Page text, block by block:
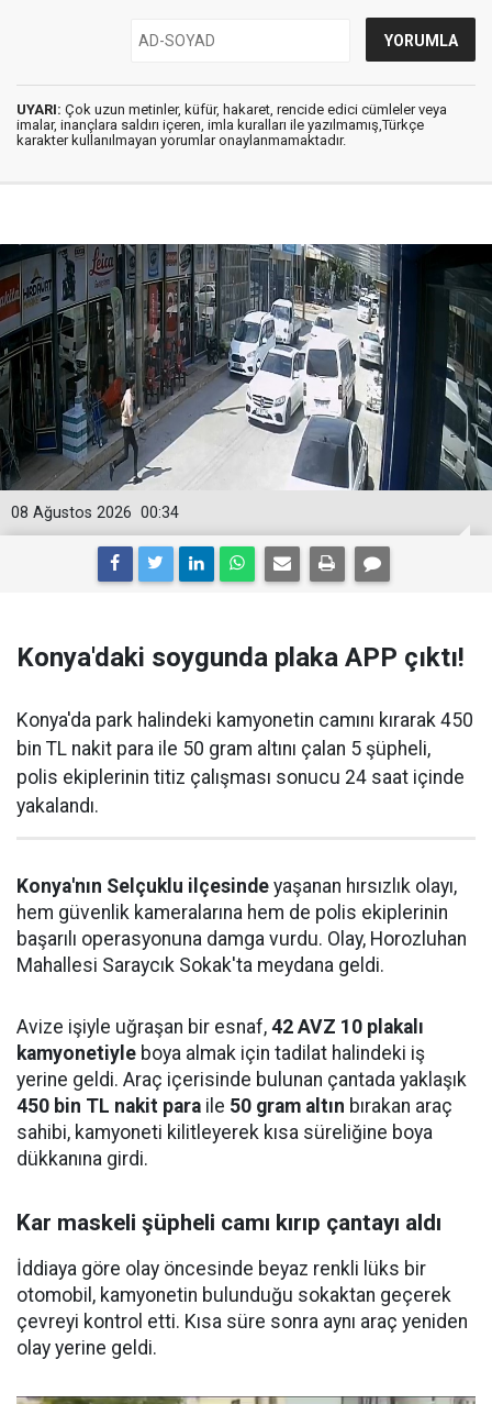
UYARI: Çok uzun metinler, küfür, hakaret, rencide edici cümleler veya
imalar, inançlara saldırı içeren, imla kuralları ile yazılmamış,Türkçe
karakter kullanılmayan yorumlar onaylanmamaktadır.
00:34
08 Ağustos 2026
Konya'daki soygunda plaka APP çıktı!
Konya'da park halindeki kamyonetin camını kırarak 450
bin TL nakit para ile 50 gram altını çalan 5 şüpheli,
polis ekiplerinin titiz çalışması sonucu 24 saat içinde
yakalandı.
Konya'nın Selçuklu ilçesinde yaşanan hırsızlık olayı,
hem güvenlik kameralarına hem de polis ekiplerinin
başarılı operasyonuna damga vurdu. Olay, Horozluhan
Mahallesi Saraycık Sokak'ta meydana geldi.
Avize işiyle uğraşan bir esnaf, 42 AVZ 10 plakalı
kamyonetiyle boya almak için tadilat halindeki iş
yerine geldi. Araç içerisinde bulunan çantada yaklaşık
450 bin TL nakit para ile 50 gram altın bırakan araç
sahibi, kamyoneti kilitleyerek kısa süreliğine boya
dükkanına girdi.
Kar maskeli şüpheli camı kırıp çantayı aldı
İddiaya göre olay öncesinde beyaz renkli lüks bir
otomobil, kamyonetin bulunduğu sokaktan geçerek
çevreyi kontrol etti. Kısa süre sonra aynı araç yeniden
olay yerine geldi.